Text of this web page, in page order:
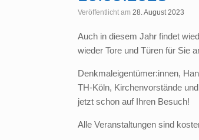
Veröffentlicht am 28. August 2023
Auch in diesem Jahr findet
wieder Tore und Türen für Sie
Denkmaleigentümer:innen,
TH-Köln, Kirchenvorstände
jetzt schon auf Ihren Besuch!
Alle Veranstaltungen sind